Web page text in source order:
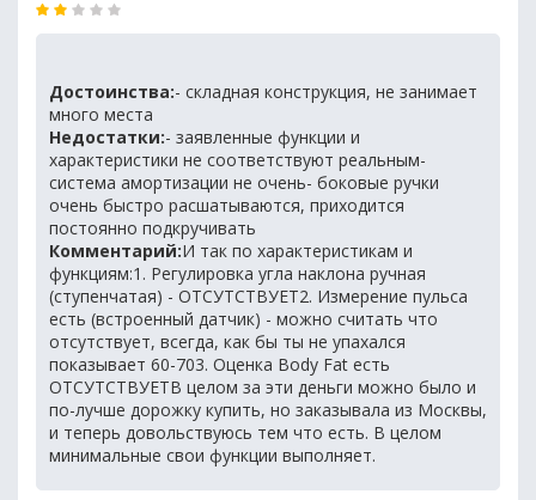
Достоинства:- складная конструкция, не занимает
много места
Недостатки:- заявленные функции и
характеристики не соответствуют реальным-
система амортизации не очень- боковые ручки
очень быстро расшатываются, приходится
постоянно подкручивать
Комментарий:И так по характеристикам и
функциям:1. Регулировка угла наклона ручная
(ступенчатая) - ОТСУТСТВУЕТ2. Измерение пульса
есть (встроенный датчик) - можно считать что
отсутствует, всегда, как бы ты не упахался
показывает 60-703. Оценка Body Fat есть
ОТСУТСТВУЕТВ целом за эти деньги можно было и
по-лучше дорожку купить, но заказывала из Москвы,
и теперь довольствуюсь тем что есть. В целом
минимальные свои функции выполняет.